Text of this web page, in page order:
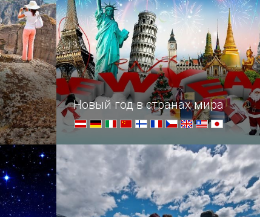
Новый год в странах мира
Празднование Нового года и
Рождества по всему свету